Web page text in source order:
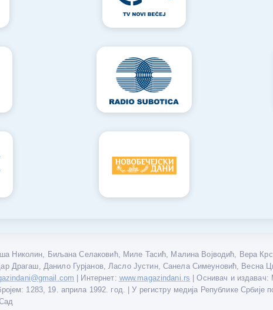
Николин, Биљана Селаковић, Миле Тасић, Малина Војводић, Вера
Драгаш, Данило Гурјанов, Ласло Јустин, Санела Симеуновић, Весна
| Интернет: www.magazindani.rs
| Оснивач и
1283, 19. априла 1992. год. | У регистру медија Републике Србије